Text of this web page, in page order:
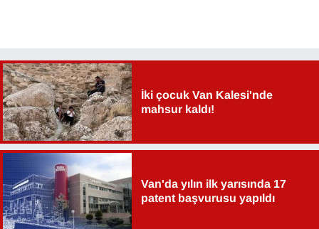
İki çocuk Van Kalesi'nde
mahsur kaldı!
Van'da yılın ilk yarısında 17
patent başvurusu yapıldı
YAŞAM
YEREL